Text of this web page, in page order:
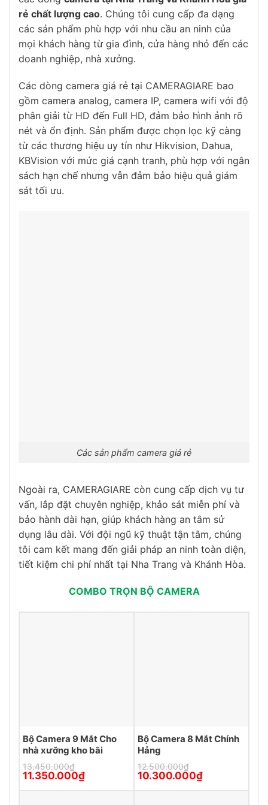
rẻ chất lượng cao. Chúng tôi cung cấp đa dạng
các sản phẩm phù hợp với nhu cầu an ninh của
mọi khách hàng từ gia đình, cửa hàng nhỏ đến các
doanh nghiệp, nhà xưởng.
Các dòng camera giá rẻ tại CAMERAGIARE bao
gồm camera analog, camera IP, camera wifi với độ
phân giải từ HD đến Full HD, đảm bảo hình ảnh rõ
nét và ổn định. Sản phẩm được chọn lọc kỹ càng
từ các thương hiệu uy tín như Hikvision, Dahua,
KBVision với mức giá cạnh tranh, phù hợp với ngân
sách hạn chế nhưng vẫn đảm bảo hiệu quả giám
sát tối ưu.
Các sản phẩm camera giá rẻ
Ngoài ra, CAMERAGIARE còn cung cấp dịch vụ tư
vấn, lắp đặt chuyên nghiệp, khảo sát miễn phí và
bảo hành dài hạn, giúp khách hàng an tâm sử
dụng lâu dài. Với đội ngũ kỹ thuật tận tâm, chúng
tôi cam kết mang đến giải pháp an ninh toàn diện,
tiết kiệm chi phí nhất tại Nha Trang và Khánh Hòa.
COMBO TRỌN BỘ CAMERA
Bộ Camera 9 Mắt Cho
nhà xưỡng kho bãi
13.450.000₫
Giá
gốc
là:
11.350.000₫Giá
tại
Bộ Camera 8 Mắt Chính
Hảng
12.500.000₫
Giá
gốc
là:
10.300.000₫Giá
tại